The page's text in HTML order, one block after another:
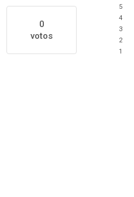
0
votos
5
4
3
2
1